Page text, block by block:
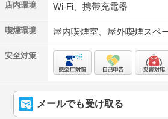
店内環境 Wi-Fi、携帯充電器
喫煙環境 屋内喫煙室、屋外喫煙スペ
安全対策
メールでも受け取る